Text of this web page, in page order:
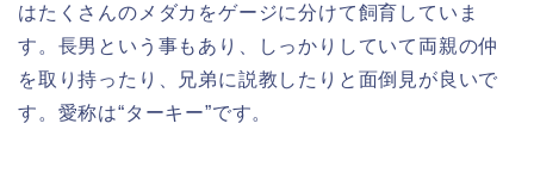
はたくさんのメダカをゲージに分けて飼育していま
す。長男という事もあり、しっかりしていて両親の仲
を取り持ったり、兄弟に説教したりと面倒見が良いで
す。愛称は“ターキー”です。